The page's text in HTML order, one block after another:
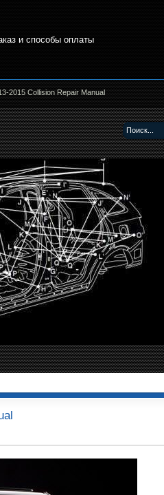
и способы оплаты
2015 Collision Repair Manual